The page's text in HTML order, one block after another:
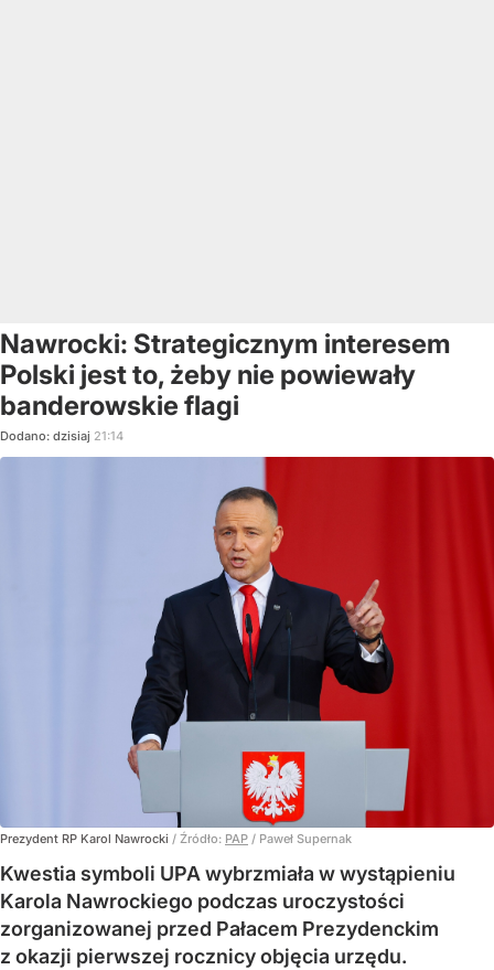
Nawrocki: Strategicznym interesem
Polski jest to, żeby nie powiewały
banderowskie flagi
Dodano: dzisiaj 21:14
Prezydent RP Karol Nawrocki / Źródło: PAP / Paweł Supernak
Kwestia symboli UPA wybrzmiała w wystąpieniu
Karola Nawrockiego podczas uroczystości
zorganizowanej przed Pałacem Prezydenckim
z okazji pierwszej rocznicy objęcia urzędu.